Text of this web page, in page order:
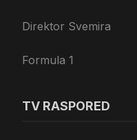
Direktor Svemira
Formula 1
TV RASPORED